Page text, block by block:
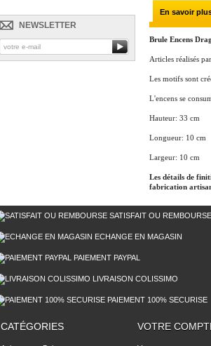
NEWSLETTER
En savoir
Brule Encens
Articles réalisés
Les motifs sont
L'encens se
Hauteur: 33 cm
Longueur: 10 cm
Largeur: 10 cm
Les détails de
fabrication
SATISFAIT OU REMBOURSE
ECHANGE EN MAGASIN
PAIEMENT PAYPAL
LIVRAISON COLISSIMO
PAIEMENT 100% SECURISE
CATÉGORIES VOTRE